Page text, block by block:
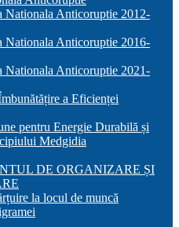
Nationala Anticoruptie 2012-
Nationala Anticoruptie 2016-
Nationala Anticoruptie 2021-
a Eficienței
pentru Energie Durabilă și
Medgidia
DE ORGANIZARE ȘI
la locul de muncă